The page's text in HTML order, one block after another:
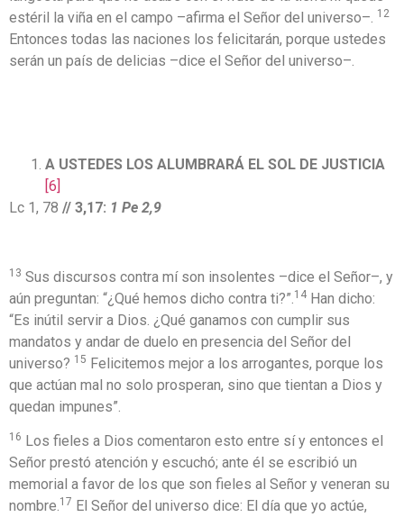
estéril la viña en el campo –afirma el Señor del universo–.
12
Entonces todas las naciones los felicitarán, porque ustedes
serán un país de delicias –dice el Señor del universo–.
A USTEDES LOS ALUMBRARÁ EL SOL DE JUSTICIA
[6]
Lc 1, 78 // 3,17: 1 Pe 2,9
13 Sus discursos contra mí son insolentes –dice el Señor–, y
aún preguntan: “¿Qué hemos dicho contra ti?”. 14 Han dicho:
“Es inútil servir a Dios. ¿Qué ganamos con cumplir sus
mandatos y andar de duelo en presencia del Señor del
universo? 15 Felicitemos mejor a los arrogantes, porque los
que actúan mal no solo prosperan, sino que tientan a Dios y
quedan impunes”.
16 Los fieles a Dios comentaron esto entre sí y entonces el
Señor prestó atención y escuchó; ante él se escribió un
memorial a favor de los que son fieles al Señor y veneran su
nombre.17 El Señor del universo dice: El día que yo actúe,